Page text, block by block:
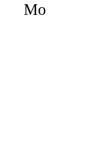
Mo